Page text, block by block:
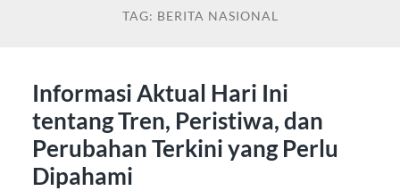
TAG: BERITA NASIONAL
Informasi Aktual Hari Ini
tentang Tren, Peristiwa, dan
Perubahan Terkini yang Perlu
Dipahami